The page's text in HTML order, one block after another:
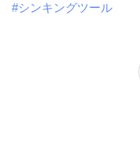
#シンキングツール